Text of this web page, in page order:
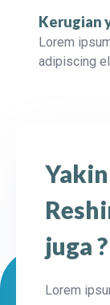
Kerugian
Lorem
adipiscing
juga ?
Lorem